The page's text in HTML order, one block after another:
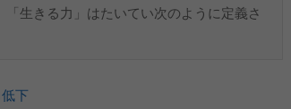
生きる力」はたいてい次のように定義さ
下